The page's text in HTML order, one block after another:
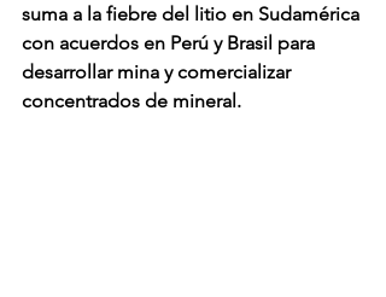
suma a la fiebre del litio en Sudamérica
con acuerdos en Perú y Brasil para
desarrollar mina y comercializar
concentrados de mineral.